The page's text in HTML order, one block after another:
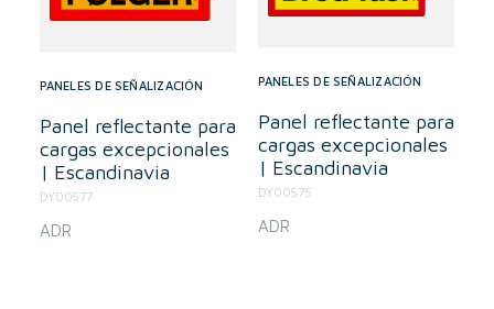
PANELES DE SEÑALIZACIÓN
Panel reflectante para
cargas excepcionales
| Escandinavia
DY00577
ADR
PANELES DE SEÑALIZACIÓN
Panel reflectante para
cargas excepcionales
| Escandinavia
DY00575
ADR